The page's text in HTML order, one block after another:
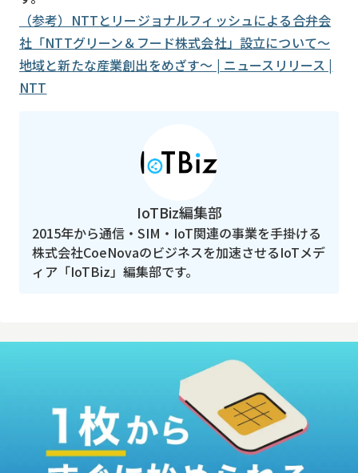
（参考）NTTとリージョナルフィッシュによる合弁会
社「NTTグリーン＆フード株式会社」設立について～
地域と新たな産業創出をめざす～ | ニュースリリース |
NTT
IoTBiz編集部
2015年から通信・SIM・IoT関連の事業を手掛ける
株式会社CoeNovaのビジネスを加速させるIoTメデ
ィア「IoTBiz」編集部です。